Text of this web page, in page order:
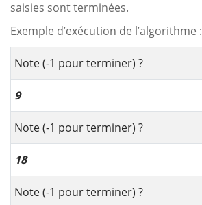
saisies sont terminées.
Exemple d’exécution de l’algorithme :
Note (-1 pour terminer) ?
9
Note (-1 pour terminer) ?
18
Note (-1 pour terminer) ?